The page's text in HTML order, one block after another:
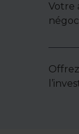
Votre